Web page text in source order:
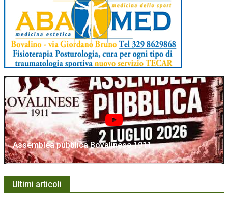
Assemblea pubblica Bovalinese 1911
Ultimi articoli